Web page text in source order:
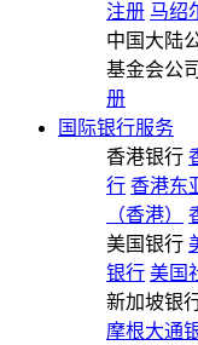
注册 马绍
中国大陆
基金会公
册
国际银行服务
香港银行
行 香港东
（香港）
美国银行
银行 美国
新加坡银
摩根大通